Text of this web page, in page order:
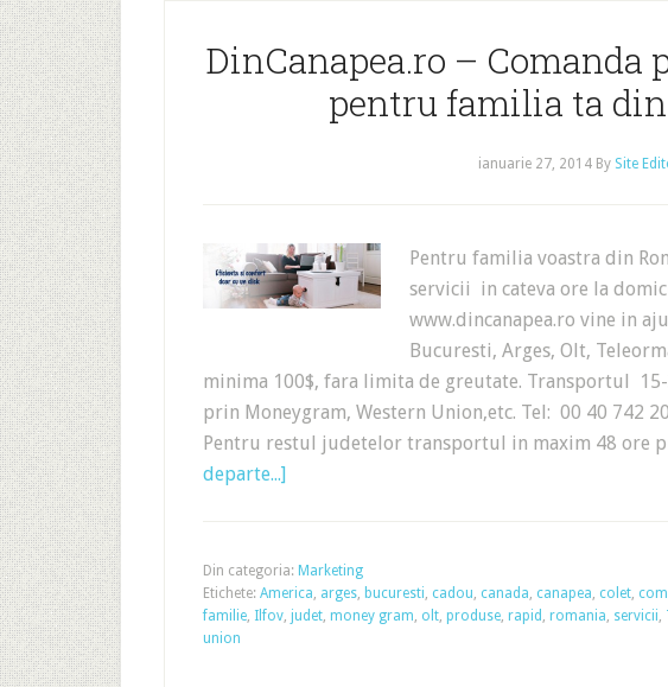
DinCanapea.ro – Comanda
pentru familia ta
ianuarie 27, 2014By Site
Pentru familia voastra din
servicii in cateva ore la
www.dincanapea.ro vine in
Bucuresti, Arges, Olt,
minima 100$, fara limita de greutate. Transportul
prin Moneygram, Western Union,etc. Tel: 00 40 742
Pentru restul judetelor transportul in maxim 48 ore
departe...]
Din categoria: Marketing
Etichete: America, arges, bucuresti, cadou, canada, canapea, colet,
familie, Ilfov, judet, money gram, olt, produse, rapid , romania, servicii,
union